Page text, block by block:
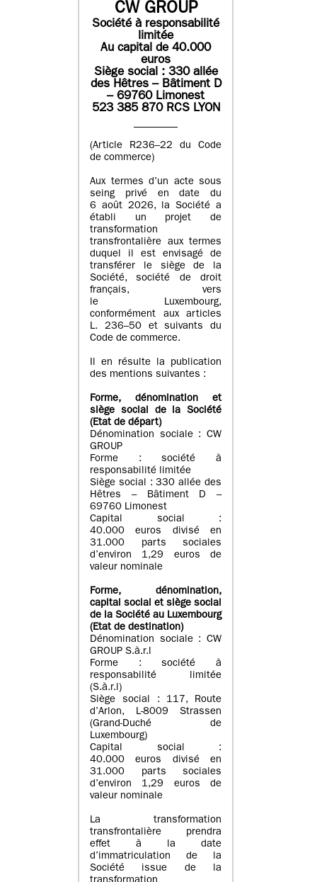
CW GROUP
Société à responsabilité
limitée
Au capital de 40.000
euros
Siège social : 330 allée
des Hêtres – Bâtiment D
– 69760 Limonest
523 385 870 RCS LYON
(Article R236–22 du Code
de commerce)
Aux termes d’un acte sous
seing privé en date du
6 août 2026, la Société a
établi un projet de
transformation
transfrontalière aux termes
duquel il est envisagé de
transférer le siège de la
Société, société de droit
français, vers
le Luxembourg,
conformément aux articles
L. 236–50 et suivants du
Code de commerce.
Il en résulte la publication
des mentions suivantes :
Forme, dénomination et
siège social de la Société
(Etatde départ)
Dénomination sociale : CW
GROUP
Forme : société à
responsabilité limitée
Siège social : 330 allée des
Hêtres – Bâtiment D –
69760 Limonest
Capital social :
40.000 euros divisé en
31.000 parts sociales
d’environ 1,29 euros de
valeur nominale
Forme, dénomination,
capital social et siège social
de la Société au Luxembourg
(Etat de destination)
Dénomination sociale : CW
GROUP S.à.r.l
Forme : société à
responsabilité limitée
(S.à.r.l)
Siège social : 117, Route
d’Arlon, L-8009 Strassen
(Grand-Duché de
Luxembourg)
Capital social :
40.000 euros divisé en
31.000 parts sociales
d’environ 1,29 euros de
valeur nominale
La transformation
transfrontalière prendra
effet à la date
d’immatriculation de la
Société issue de la